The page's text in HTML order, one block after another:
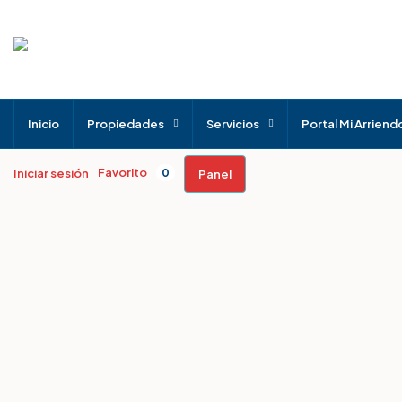
Inicio Propiedades Servicios Portal Mi
Iniciar sesión Favorito 0 Panel